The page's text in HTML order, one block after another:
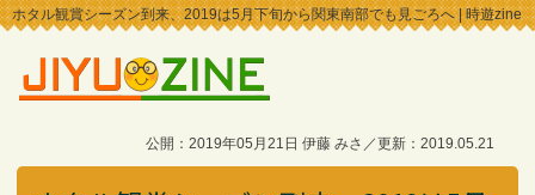
ホタル観賞シーズン到来、2019は5月下旬から関東南部でも見ごろへ | 時遊zine
公開：2019年05月21日 伊藤 みさ／更新：2019.05.21